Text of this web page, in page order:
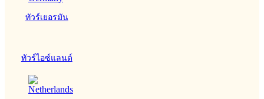
ทัวร์เยอรมัน
ทัวร์ไอซ์แลนด์